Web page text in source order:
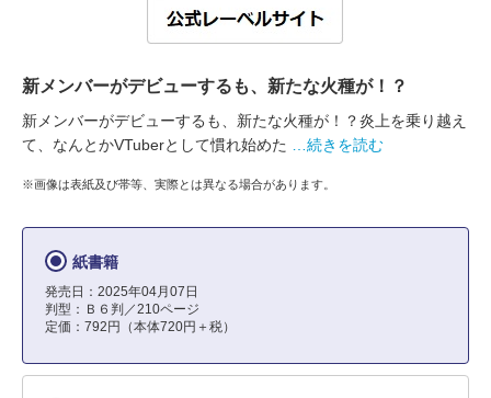
新メンバーがデビューするも、新たな火種が！？
新メンバーがデビューするも、新たな火種が！？炎上を乗り越え
て、なんとかVTuberとして慣れ始めた
…続きを読む
※画像は表紙及び帯等、実際とは異なる場合があります。
紙書籍
発売日：2025年04月07日
判型：Ｂ６判／210ページ
定価：792円（本体720円＋税）